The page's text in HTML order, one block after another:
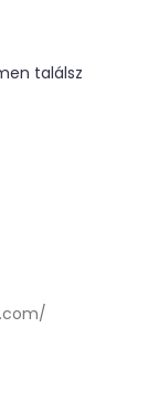
találsz